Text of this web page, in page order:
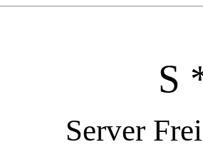
S
Server